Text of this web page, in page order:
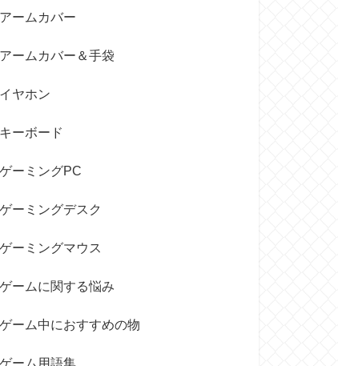
アームカバー
アームカバー＆手袋
イヤホン
キーボード
ゲーミングPC
ゲーミングデスク
ゲーミングマウス
ゲームに関する悩み
ゲーム中におすすめの物
ゲーム用語集